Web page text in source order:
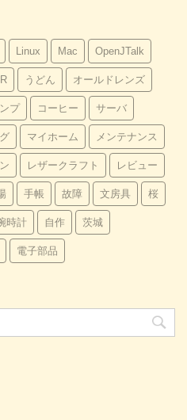
Linux Mac OpenJTalk
うどん オールドレンズ
プ コーヒー サーバ
マイホーム メンテナンス
レザークラフト レビュー
手帳 故障 文房具 桜
時計 自作 茨城
電子部品